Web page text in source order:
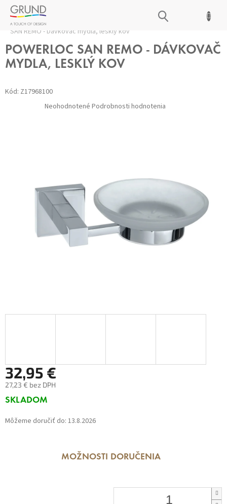
Prejsť
obsah
NÁKUPNÝ
Domov
/ Doplnky BEZ VŔTANIA Misky na mydlo /
SAN REMO - Dávkovač mydla, lesklý kov
POWERLOC SAN REMO - DÁVKOVAČ
MYDLA, LESKLÝ KOV
Kód: Z17968100
Priemerné
hodnotenie
Neohodnotené Podrobnosti hodnotenia
32,95 €
27,23 € bez DPH
Jednotková
SKLADOM
Môžeme doručiť do: 13.8.2026
MOŽNOSTI DORUČENIA